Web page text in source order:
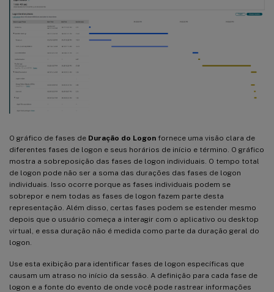
O gráfico de fases de Duração do Logon fornece uma visão clara de
diferentes fases de logon e seus horários de início e término. O gráfico
mostra a sobreposição das fases de logon individuais. O tempo total
de logon pode não ser a soma das durações das fases de logon
individuais. Isso ocorre porque as fases individuais podem se
sobrepor e nem todas as fases de logon fazem parte desta
representação. Além disso, certas fases podem se estender mesmo
depois que o usuário começa a interagir com o aplicativo ou desktop
virtual, e essa duração não é medida como parte da duração geral do
logon.
Use esta exibição para identificar fases de logon específicas que
causam um atraso no início da sessão. A definição para cada fase de
logon e a fonte do evento de onde você pode rastrear informações